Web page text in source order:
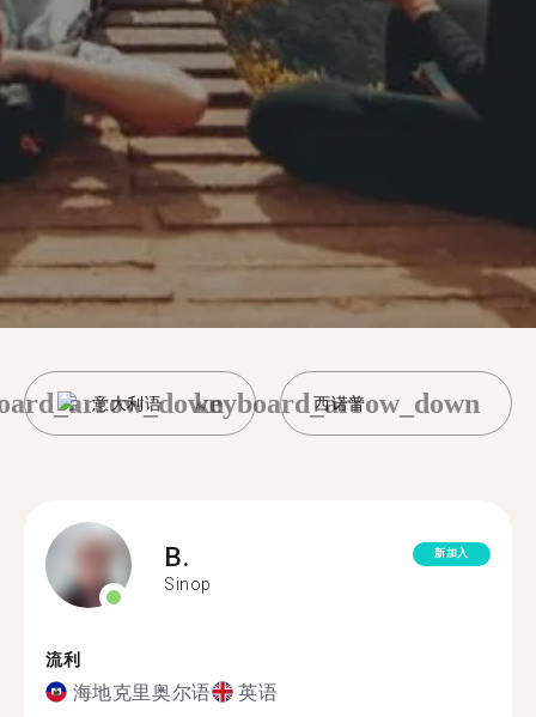
意大利语 西诺普
keyboard_arrow_down
B.
Sinop
新加入
流利
海地克里奥尔语 英语